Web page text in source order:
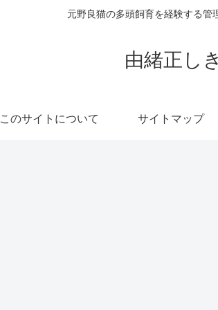
元野良猫の多頭飼育を経験する管
由緒正し
このサイトについて サイトマップ